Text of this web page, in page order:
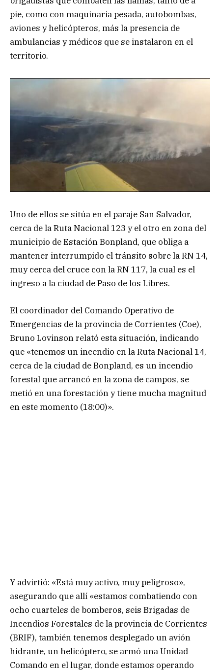
pie, como con maquinaria pesada, autobombas,
aviones y helicópteros, más la presencia de
ambulancias y médicos que se instalaron en el
territorio.
Uno de ellos se sitúa en el paraje San Salvador,
cerca de la Ruta Nacional 123 y el otro en zona del
municipio de Estación Bonpland, que obliga a
mantener interrumpido el tránsito sobre la RN 14,
muy cerca del cruce con la RN 117, la cual es el
ingreso a la ciudad de Paso de los Libres.
El coordinador del Comando Operativo de
Emergencias de la provincia de Corrientes (Coe),
Bruno Lovinson relató esta situación, indicando
que «tenemos un incendio en la Ruta Nacional 14,
cerca de la ciudad de Bonpland, es un incendio
forestal que arrancó en la zona de campos, se
metió en una forestación y tiene mucha magnitud
en este momento (18:00)».
Y advirtió: «Está muy activo, muy peligroso»,
asegurando que allí «estamos combatiendo con
ocho cuarteles de bomberos, seis Brigadas de
Incendios Forestales de la provincia de Corrientes
(BRIF), también tenemos desplegado un avión
hidrante, un helicóptero, se armó una Unidad
Comando en el lugar, donde estamos operando